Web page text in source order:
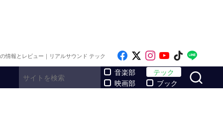
情報とレビュー｜リアルサウンド テック Like on Facebook
Follow on x
Follow on
Follow on
Follow
音楽部
映画部
テック
ブック